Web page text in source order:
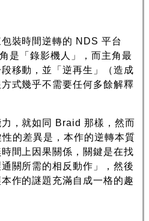
裝時間逆轉的 NDS 平台
是「錄影機人」，而主角最
移動，並「逆再生」（造成
式幾乎不需要任何多餘解釋
，就如同 Braid 那樣，然而
的差異是，本作的逆轉本質
間上因果關係，關鍵是在找
關所需的相反動作」，然後
作的謎題充滿自成一格的趣